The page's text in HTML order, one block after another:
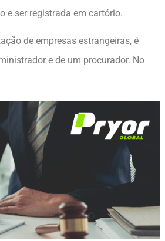
e ser registrada em cartório.
de empresas estrangeiras, é
e de um procurador. No